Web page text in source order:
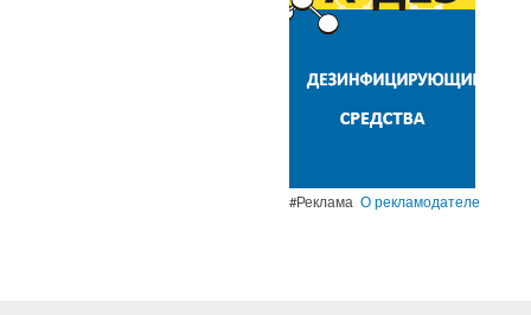
#Реклама О рекламодателе